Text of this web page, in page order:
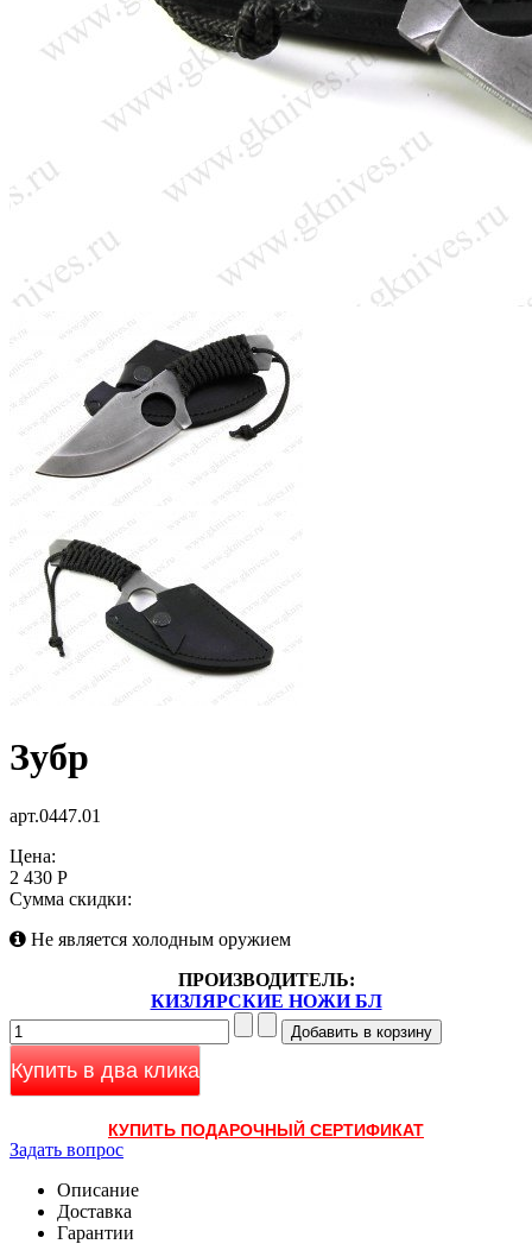
Зубр
арт.0447.01
Цена:
2 430 Р
Сумма скидки:
Не является холодным оружием
ПРОИЗВОДИТЕЛЬ:
КИЗЛЯРСКИЕ НОЖИ БЛ
Купить в два клика
КУПИТЬ ПОДАРОЧНЫЙ СЕРТИФИКАТ
Задать вопрос
Описание
Доставка
Гарантии